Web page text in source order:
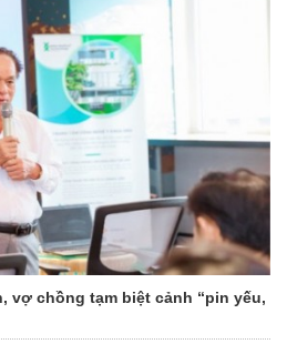
vợ chồng tạm biệt cảnh “pin yếu,